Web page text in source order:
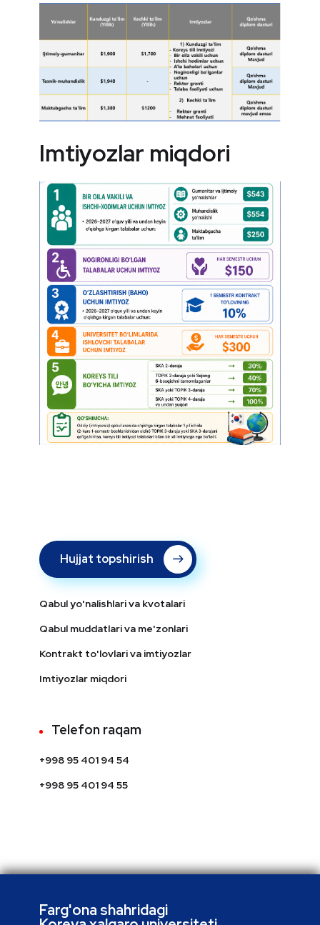
Imtiyozlar miqdori
Hujjat topshirish
Qabul yo'nalishlari va kvotalari
Qabul muddatlari va me'zonlari
Kontrakt to'lovlari va imtiyozlar
Imtiyozlar miqdori
Telefon raqam
+998 95 401 94 54
+998 95 401 94 55
Farg'ona shahridagi